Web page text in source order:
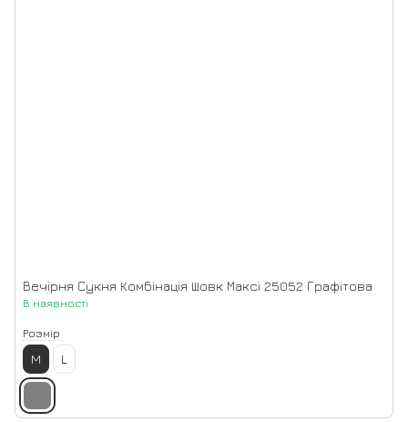
Вечірня Сукня Комбінація Шовк Максі 25052 Графітова
В наявності
Розмір
M L